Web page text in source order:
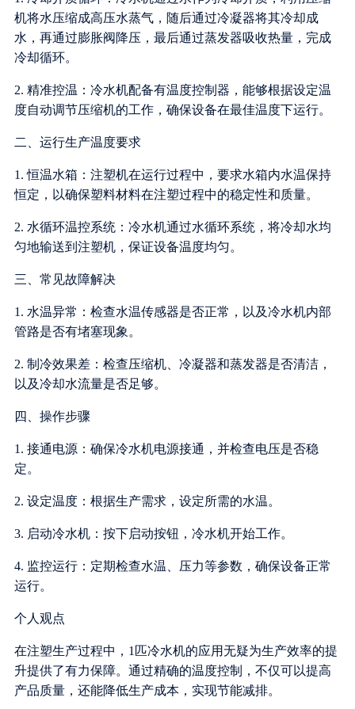
机将水压缩成高压水蒸气，随后通过冷凝器将其冷却成
水，再通过膨胀阀降压，最后通过蒸发器吸收热量，完成
冷却循环。
2. 精准控温：冷水机配备有温度控制器，能够根据设定温
度自动调节压缩机的工作，确保设备在最佳温度下运行。
二、运行生产温度要求
1. 恒温水箱：注塑机在运行过程中，要求水箱内水温保持
恒定，以确保塑料材料在注塑过程中的稳定性和质量。
2. 水循环温控系统：冷水机通过水循环系统，将冷却水均
匀地输送到注塑机，保证设备温度均匀。
三、常见故障解决
1. 水温异常：检查水温传感器是否正常，以及冷水机内部
管路是否有堵塞现象。
2. 制冷效果差：检查压缩机、冷凝器和蒸发器是否清洁，
以及冷却水流量是否足够。
四、操作步骤
1. 接通电源：确保冷水机电源接通，并检查电压是否稳
定。
2. 设定温度：根据生产需求，设定所需的水温。
3. 启动冷水机：按下启动按钮，冷水机开始工作。
4. 监控运行：定期检查水温、压力等参数，确保设备正常
运行。
个人观点
在注塑生产过程中，1匹冷水机的应用无疑为生产效率的提
升提供了有力保障。通过精确的温度控制，不仅可以提高
产品质量，还能降低生产成本，实现节能减排。